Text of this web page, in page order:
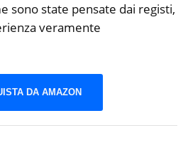
sono state pensate dai registi,
veramente
DA AMAZON